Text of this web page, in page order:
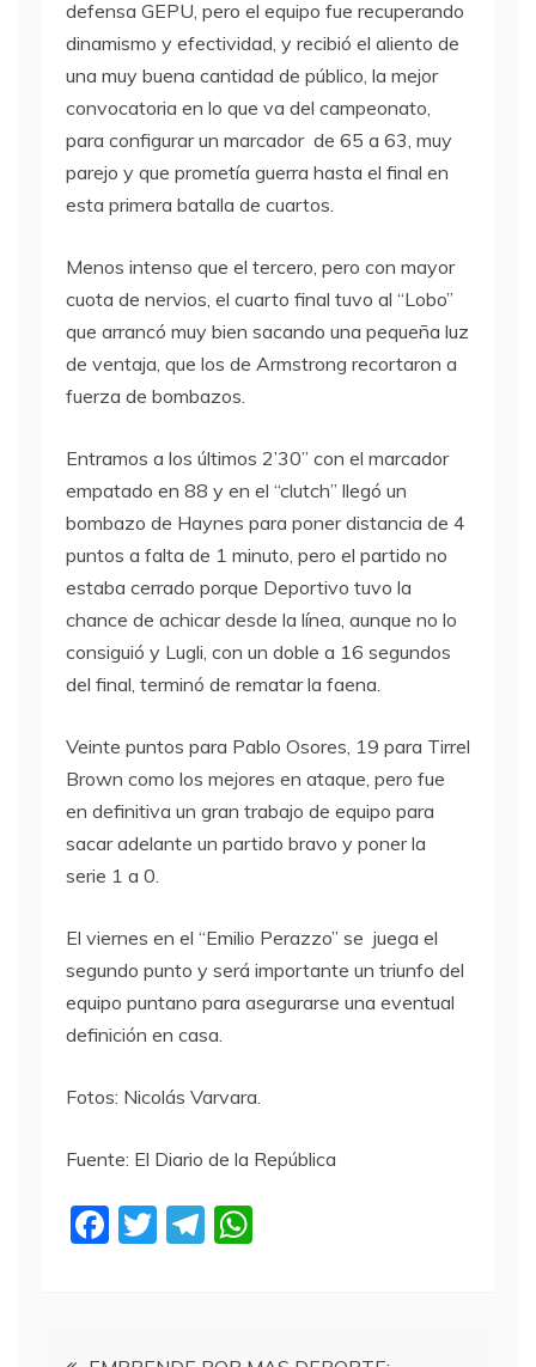
defensa GEPU, pero el equipo fue recuperando
dinamismo y efectividad, y recibió el aliento de
una muy buena cantidad de público, la mejor
convocatoria en lo que va del campeonato,
para configurar un marcador de 65 a 63, muy
parejo y que prometía guerra hasta el final en
esta primera batalla de cuartos.
Menos intenso que el tercero, pero con mayor
cuota de nervios, el cuarto final tuvo al “Lobo”
que arrancó muy bien sacando una pequeña luz
de ventaja, que los de Armstrong recortaron a
fuerza de bombazos.
Entramos a los últimos 2’30” con el marcador
empatado en 88 y en el “clutch” llegó un
bombazo de Haynes para poner distancia de 4
puntos a falta de 1 minuto, pero el partido no
estaba cerrado porque Deportivo tuvo la
chance de achicar desde la línea, aunque no lo
consiguió y Lugli, con un doble a 16 segundos
del final, terminó de rematar la faena.
Veinte puntos para Pablo Osores, 19 para Tirrel
Brown como los mejores en ataque, pero fue
en definitiva un gran trabajo de equipo para
sacar adelante un partido bravo y poner la
serie 1 a 0.
El viernes en el “Emilio Perazzo” se juega el
segundo punto y será importante un triunfo del
equipo puntano para asegurarse una eventual
definición en casa.
Fotos: Nicolás Varvara.
Fuente: El Diario de la República
F
T
T